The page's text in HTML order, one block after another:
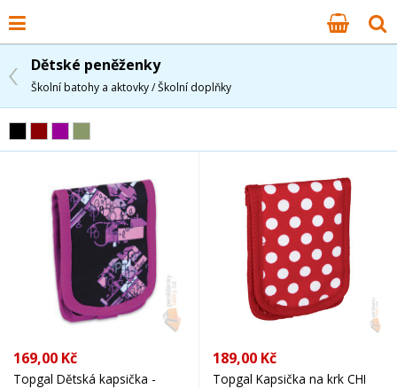
Dětské peněženky
Školní batohy a aktovky / Školní doplňky
169,00 Kč
Topgal Dětská kapsička -
189,00 Kč
Topgal Kapsička na krk CHI